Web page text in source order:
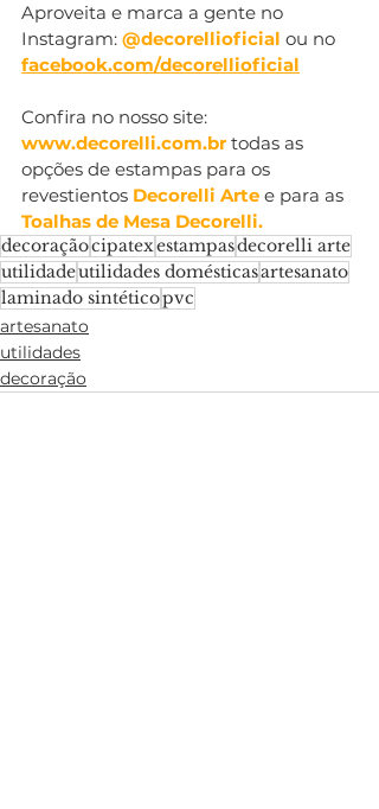
Aproveita e marca a gente no
Instagram: @decorellioficial ou no
facebook.com/decorellioficial
Confira no nosso site:
www.decorelli.com.br todas as
opções de estampas para os
revestientos Decorelli Arte e para as
Toalhas de Mesa Decorelli.
decoraçãocipatexestampasdecorelli arte
utilidadeutilidades domésticasartesanato
laminado sintéticopvc
artesanato
utilidades
decoração